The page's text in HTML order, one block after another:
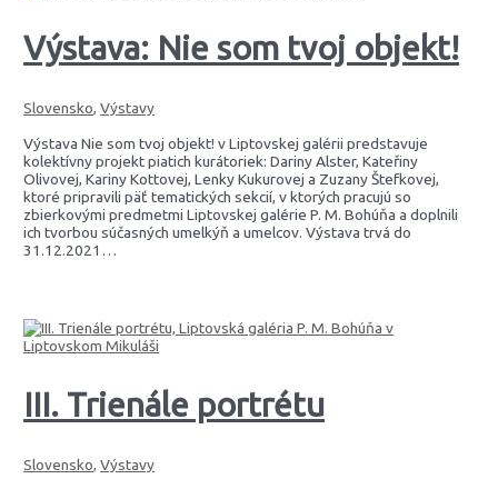
Výstava: Nie som tvoj objekt!
Slovensko,Výstavy
Výstava Nie som tvoj objekt! v Liptovskej galérii predstavuje
kolektívny projekt piatich kurátoriek: Dariny Alster, Kateřiny
Olivovej, Kariny Kottovej, Lenky Kukurovej a Zuzany Štefkovej,
ktoré pripravili päť tematických sekcií, v ktorých pracujú so
zbierkovými predmetmi Liptovskej galérie P. M. Bohúňa a doplnili
ich tvorbou súčasných umelkýň a umelcov. Výstava trvá do
31.12.2021…
III. Trienále portrétu
Slovensko,Výstavy